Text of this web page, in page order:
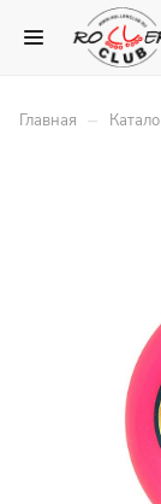
Главная –